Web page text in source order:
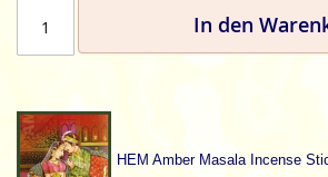
In den
HEM Amber Masala Incense